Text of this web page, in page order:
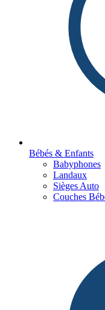
Bébés & Enfants
Babyphones
Landaux
Sièges Auto
Couches